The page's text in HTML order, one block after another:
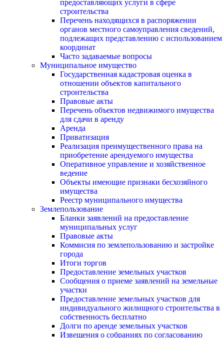
предоставляющих услуги в сфере
строительства
Перечень находящихся в распоряжении
органов местного самоуправления сведений,
подлежащих представлению с использованием
координат
Часто задаваемые вопросы
Муниципальное имущество
Государственная кадастровая оценка в
отношении объектов капитального
строительства
Правовые акты
Перечень объектов недвижимого имущества
для сдачи в аренду
Аренда
Приватизация
Реализация преимущественного права на
приобретение арендуемого имущества
Оперативное управление и хозяйственное
ведение
Объекты имеющие признаки бесхозяйного
имущества
Реестр муниципального имущества
Землепользование
Бланки заявлений на предоставление
муниципальных услуг
Правовые акты
Коммисия по землепользованию и застройке
города
Итоги торгов
Предоставление земельных участков
Сообщения о приеме заявлений на земельные
участки
Предоставление земельных участков для
индивидуального жилищного строительства в
собственность бесплатно
Долги по аренде земельных участков
Извещения о собраниях по согласованию